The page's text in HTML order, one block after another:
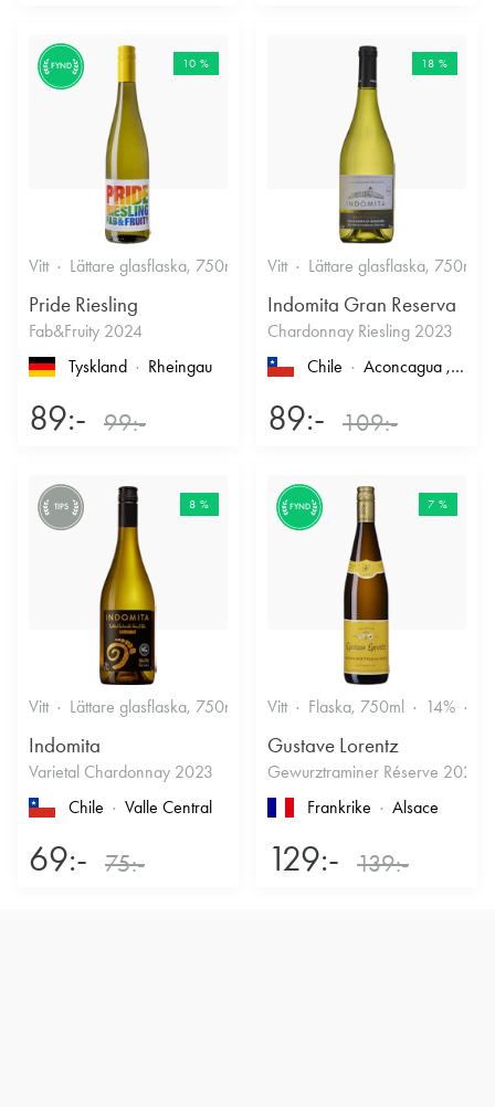
FYND 10 %
Vitt Lättare glasflaska, 750ml 12% Friskt & Fruktigt
Pride Riesling
Fab&Fruity 2024
Tyskland
Rheingau
89:- 99:-
18 %
Vitt Lättare glasflaska, 750ml
Indomita Gran Reserva
Chardonnay Riesling 2023
Chile
Aconcagua , Casablanca
89:- 109:-
TIPS 8 %
Vitt Lättare glasflaska, 750ml 12.5% Friskt & Fruktigt
Indomita
Varietal Chardonnay 2023
Chile
Valle Central
69:- 75:-
FYND 7 %
Vitt Flaska, 750ml 14%
Gustave Lorentz
Gewurztraminer Réserve 2025
Frankrike
Alsace
129:- 139:-